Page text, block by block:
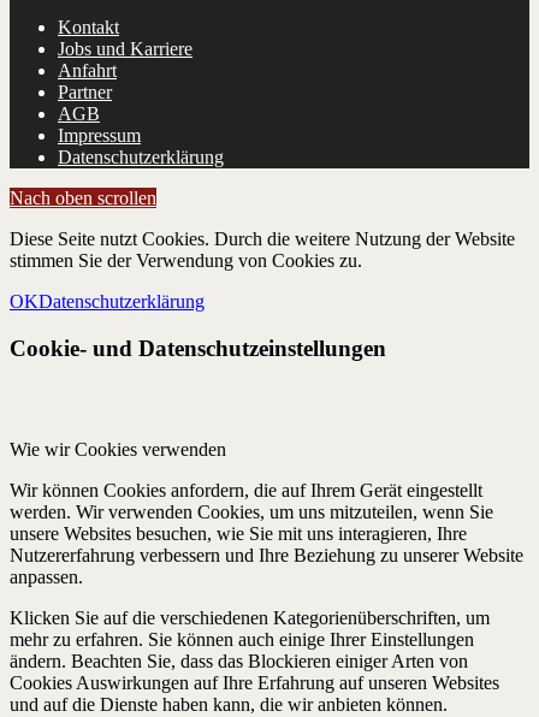
Kontakt
Jobs und Karriere
Anfahrt
Partner
AGB
Impressum
Datenschutzerklärung
Nach oben scrollen
Diese Seite nutzt Cookies. Durch die weitere Nutzung der Website
stimmen Sie der Verwendung von Cookies zu.
OKDatenschutzerklärung
Cookie- und Datenschutzeinstellungen
Wie wir Cookies verwenden
Wir können Cookies anfordern, die auf Ihrem Gerät eingestellt
werden. Wir verwenden Cookies, um uns mitzuteilen, wenn Sie
unsere Websites besuchen, wie Sie mit uns interagieren, Ihre
Nutzererfahrung verbessern und Ihre Beziehung zu unserer Website
anpassen.
Klicken Sie auf die verschiedenen Kategorienüberschriften, um
mehr zu erfahren. Sie können auch einige Ihrer Einstellungen
ändern. Beachten Sie, dass das Blockieren einiger Arten von
Cookies Auswirkungen auf Ihre Erfahrung auf unseren Websites
und auf die Dienste haben kann, die wir anbieten können.